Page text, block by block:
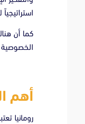
كما أن
الخصوصية
أهم
رومانيا